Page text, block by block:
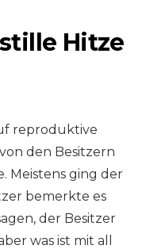
Hitze
reproduktive
den Besitzern
Meistens ging der
bemerkte es
der Besitzer
was ist mit all